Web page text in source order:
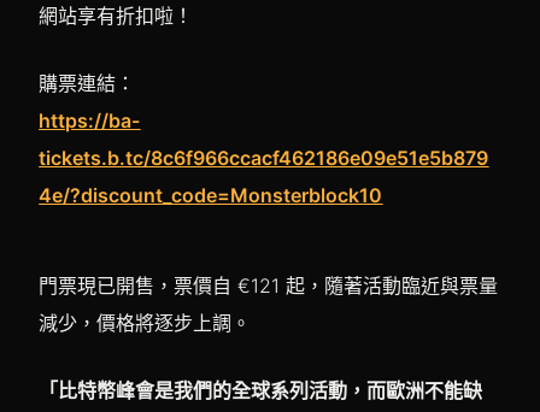
網站享有折扣啦！
購票連結 ：
https://ba-
tickets.b.tc/8c6f966ccacf462186e09e51e5b879
4e/?discount_code=Monsterblock10
門票現已開售，票價自 €121 起，隨著活動臨近與票量
減少，價格將逐步上調。
「比特幣峰會是我們的全球系列活動，而歐洲不能缺